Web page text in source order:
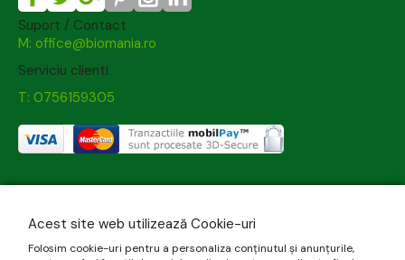
Suport / Contact
M: office@biomania.ro
Serviciu clienti
T: 0756159305
Acest site web utilizează Cookie-uri
Folosim cookie-uri pentru a personaliza conținutul și anunțurile,